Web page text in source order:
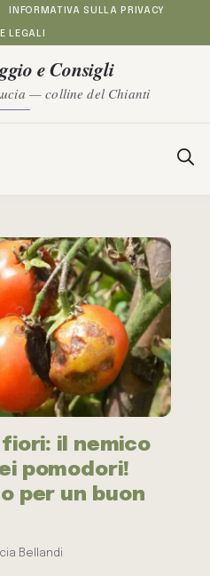
INFORMATIVA SULLA PRIVACY
LEGALI
e Consigli
— colline del Chianti
il nemico
pomodori!
per un buon
Bellandi